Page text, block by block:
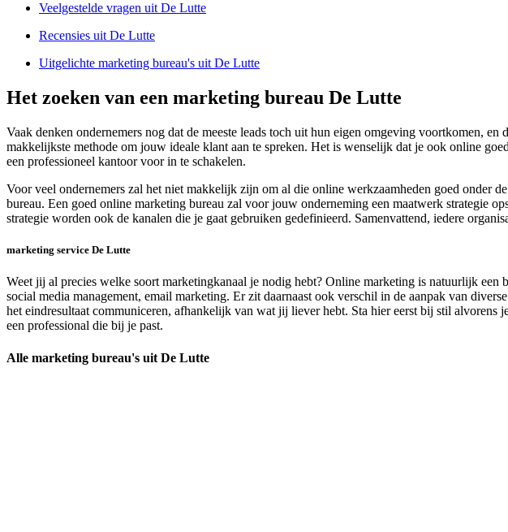
Veelgestelde vragen uit De Lutte
Recensies uit De Lutte
Uitgelichte marketing bureau's uit De Lutte
Het zoeken van een marketing bureau De Lutte
Vaak denken ondernemers nog dat de meeste leads toch uit hun eigen omgeving voortkomen,
makkelijkste methode om jouw ideale klant aan te spreken. Het is wenselijk dat je ook online
een professioneel kantoor voor in te schakelen.
Voor veel ondernemers zal het niet makkelijk zijn om al die online werkzaamheden goed onder
bureau. Een goed online marketing bureau zal voor jouw onderneming een maatwerk strategie
strategie worden ook de kanalen die je gaat gebruiken gedefinieerd. Samenvattend, iedere
marketing service De Lutte
Weet jij al precies welke soort marketingkanaal je nodig hebt? Online marketing is natuurlijk
social media management, email marketing. Er zit daarnaast ook verschil in de aanpak van
het eindresultaat communiceren, afhankelijk van wat jij liever hebt. Sta hier eerst bij stil
een professional die bij je past.
Alle marketing bureau's uit De Lutte